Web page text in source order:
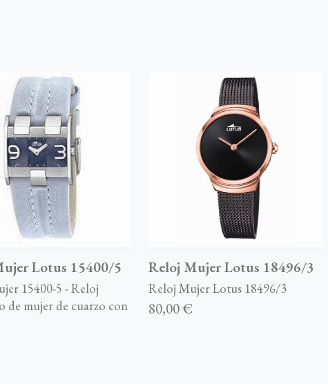
Lotus 15400/5
15400-5 - Reloj
de mujer de cuarzo con
Reloj Mujer Lotus 18496/3
Reloj Mujer Lotus 18496/3
80,00 €